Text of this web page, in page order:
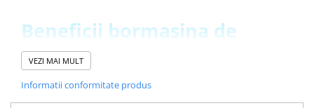
Beneficii bormasina de
insurubat cu impact TEH
LW500N:
Lucrezi rapid si usor datorita puterii mari debitate de
VEZI MAI MULT
Informatii conformitate produs